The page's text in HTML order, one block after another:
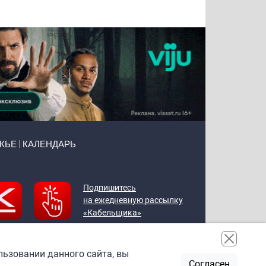
КАЛЕНДАРЬ
Подпишитесь
на ежедневную рассылку
«Кабельщика»
данного сайта, вы